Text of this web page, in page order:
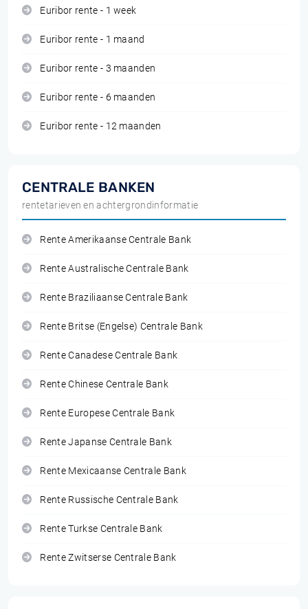
Euribor rente - 1 week
Euribor rente - 1 maand
Euribor rente - 3 maanden
Euribor rente - 6 maanden
Euribor rente - 12 maanden
CENTRALE BANKEN
rentetarieven en achtergrondinformatie
Rente Amerikaanse Centrale Bank
Rente Australische Centrale Bank
Rente Braziliaanse Centrale Bank
Rente Britse (Engelse) Centrale Bank
Rente Canadese Centrale Bank
Rente Chinese Centrale Bank
Rente Europese Centrale Bank
Rente Japanse Centrale Bank
Rente Mexicaanse Centrale Bank
Rente Russische Centrale Bank
Rente Turkse Centrale Bank
Rente Zwitserse Centrale Bank